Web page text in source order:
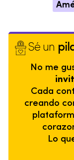
Sé un
No me
Cada
creando
Lo